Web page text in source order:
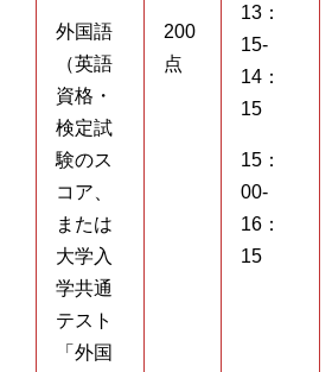
外国語
（英語
資格・
検定試
験のス
コア、
または
大学入
学共通
テスト
「外国
200
点
13：
15-
14：
15
15：
00-
16：
15